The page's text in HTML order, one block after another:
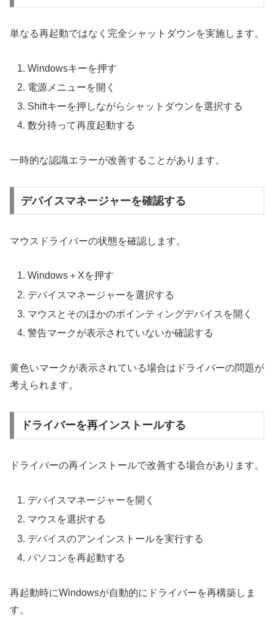
単なる再起動ではなく完全シャットダウンを実施します。
Windowsキーを押す
電源メニューを開く
Shiftキーを押しながらシャットダウンを選択する
数分待って再度起動する
一時的な認識エラーが改善することがあります。
デバイスマネージャーを確認する
マウスドライバーの状態を確認します。
Windows＋Xを押す
デバイスマネージャーを選択する
マウスとそのほかのポインティングデバイスを開く
警告マークが表示されていないか確認する
黄色いマークが表示されている場合はドライバーの問題が
考えられます。
ドライバーを再インストールする
ドライバーの再インストールで改善する場合があります。
デバイスマネージャーを開く
マウスを選択する
デバイスのアンインストールを実行する
パソコンを再起動する
再起動時にWindowsが自動的にドライバーを再構築しま
す。